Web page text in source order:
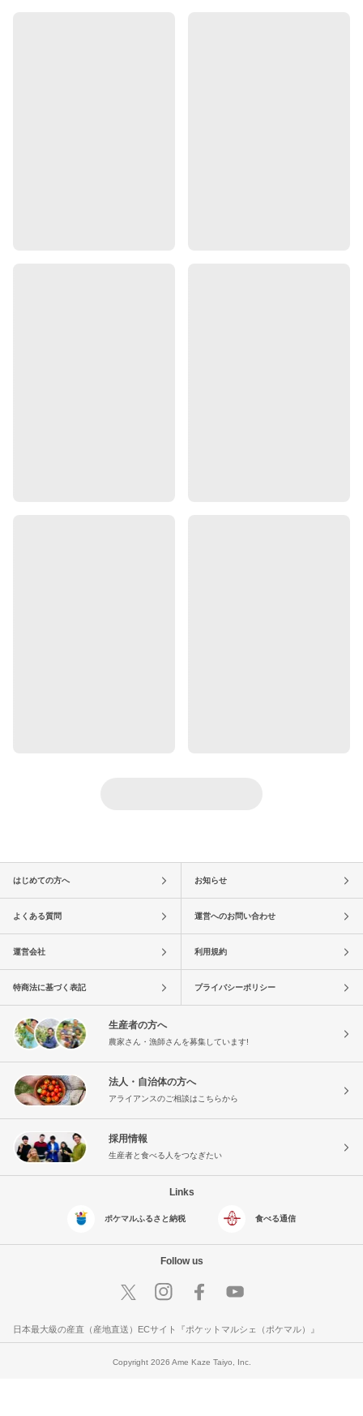
はじめての方へ お知らせ
よくある質問 運営へのお問い合わせ
運営会社 利用規約
特商法に基づく表記 プライバシーポリシー
生産者の方へ
農家さん・漁師さんを募集しています!
法人・自治体の方へ
アライアンスのご相談はこちらから
採用情報
生産者と食べる人をつなぎたい
Links
ポケマルふるさと納税 食べる通信
Follow us
日本最大級の産直（産地直送）ECサイト『ポケットマルシェ（ポケマル）』
Copyright 2026 Ame Kaze Taiyo, Inc.